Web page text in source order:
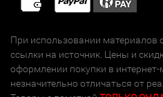
При использовании материалов
ссылки на источник. Цены и
оформлении покупки в
незначительно отличаться от